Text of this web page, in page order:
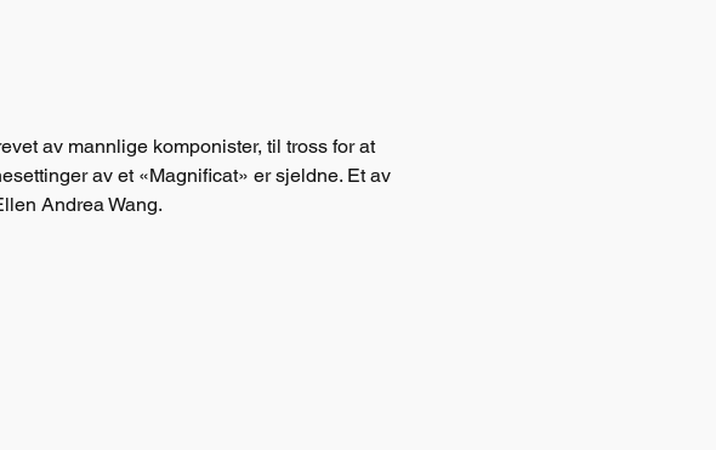
av mannlige komponister, til tross for at
av et «Magnificat» er sjeldne. Et av
Andrea Wang.